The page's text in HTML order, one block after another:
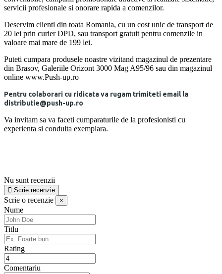
servicii profesionale si onorare rapida a comenzilor.
Deservim clienti din toata Romania, cu un cost unic de transport de
20 lei prin curier DPD, sau transport gratuit pentru comenzile in
valoare mai mare de 199 lei.
Puteti cumpara produsele noastre vizitand magazinul de prezentare
din Brasov, Galeriile Orizont 3000 Mag A95/96 sau din magazinul
online www.Push-up.ro
Pentru colaborari cu ridicata va rugam trimiteti email la
distributie@push-up.ro
Va invitam sa va faceti cumparaturile de la profesionisti cu
experienta si conduita exemplara.
Nu sunt recenzii
Scrie recenzie
Scrie o recenzie ×
Nume
Titlu
Rating
Comentariu